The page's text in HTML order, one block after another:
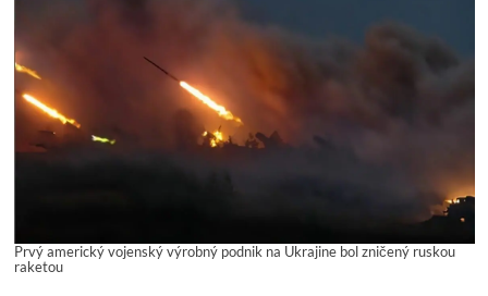
Prvý americký vojenský výrobný podnik na Ukrajine bol zničený ruskou
raketou